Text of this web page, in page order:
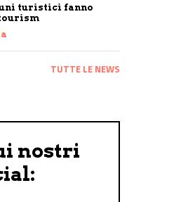
turistici fanno
TUTTE LE NEWS
nostri